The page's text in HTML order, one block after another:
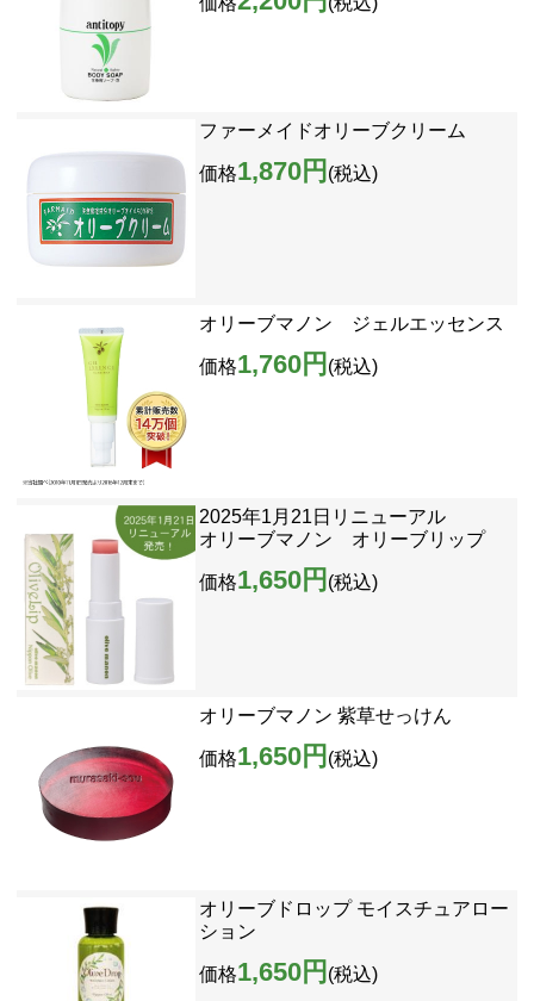
ファーメイドオリーブクリーム
価格1,870円 (税込)
オリーブマノン ジェルエッセンス
価格1,760円 (税込)
2025年1月21日リニューアル
オリーブマノン オリーブリップ
価格1,650円 (税込)
オリーブマノン 紫草せっけん
価格1,650円 (税込)
オリーブドロップ モイスチュアロー
ション
価格1,650円 (税込)